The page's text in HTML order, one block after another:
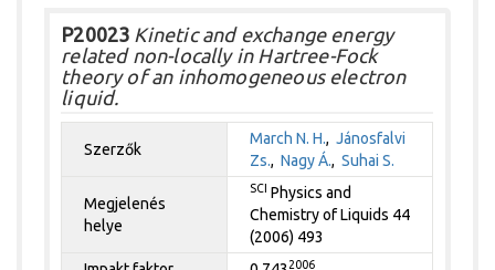
P20023 Kinetic and exchange energy
related non-locally in Hartree-Fock
theory of an inhomogeneous electron
liquid.
Szerzők
March N. H.,Jánosfalvi
Zs.,Nagy Á.,Suhai S.
Megjelenés
helye
SCI Physics and
Chemistry of Liquids 44
(2006) 493
2006